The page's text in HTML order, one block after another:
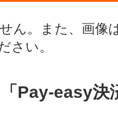
ん。また、画像
さい。
「Pay-easy決